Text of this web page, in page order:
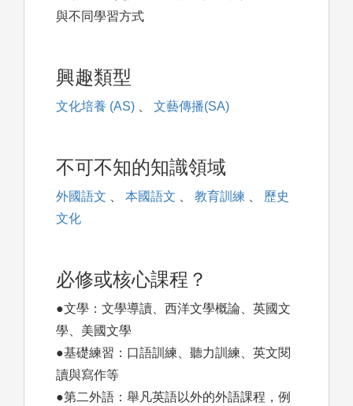
與不同學習方式
興趣類型
文化培養 (AS) 、 文藝傳播(SA)
不可不知的知識領域
外國語文 、 本國語文 、 教育訓練 、
歷史
文化
必修或核心課程？
●文學：文學導讀、西洋文學概論、英國文
學、美國文學
●基礎練習：口語訓練、聽力訓練、英文閱
讀與寫作等
●第二外語：舉凡英語以外的外語課程，例